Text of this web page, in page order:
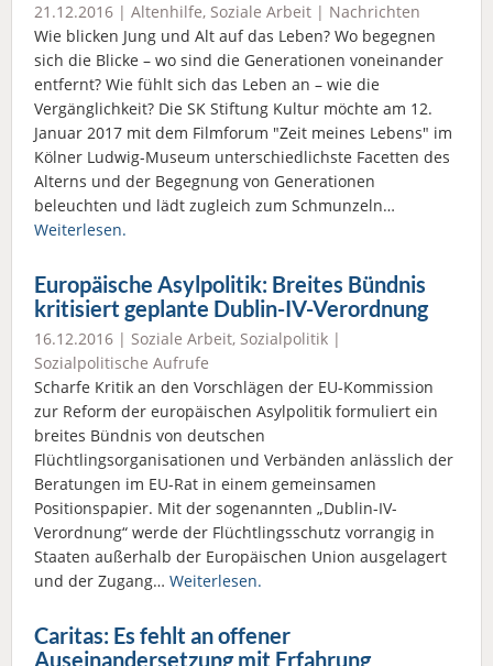
21.12.2016 | Altenhilfe, Soziale Arbeit | Nachrichten
Wie blicken Jung und Alt auf das Leben? Wo begegnen
sich die Blicke – wo sind die Generationen voneinander
entfernt? Wie fühlt sich das Leben an – wie die
Vergänglichkeit? Die SK Stiftung Kultur möchte am 12.
Januar 2017 mit dem Filmforum "Zeit meines Lebens" im
Kölner Ludwig-Museum unterschiedlichste Facetten des
Alterns und der Begegnung von Generationen
beleuchten und lädt zugleich zum Schmunzeln…
Weiterlesen.
Europäische Asylpolitik: Breites Bündnis
kritisiert geplante Dublin-IV-Verordnung
16.12.2016 | Soziale Arbeit, Sozialpolitik |
Sozialpolitische Aufrufe
Scharfe Kritik an den Vorschlägen der EU-Kommission
zur Reform der europäischen Asylpolitik formuliert ein
breites Bündnis von deutschen
Flüchtlingsorganisationen und Verbänden anlässlich der
Beratungen im EU-Rat in einem gemeinsamen
Positionspapier. Mit der sogenannten „Dublin-IV-
Verordnung“ werde der Flüchtlingsschutz vorrangig in
Staaten außerhalb der Europäischen Union ausgelagert
und der Zugang… Weiterlesen.
Caritas: Es fehlt an offener
Auseinandersetzung mit Erfahrung